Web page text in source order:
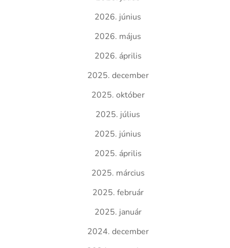
2026. június
2026. május
2026. április
2025. december
2025. október
2025. július
2025. június
2025. április
2025. március
2025. február
2025. január
2024. december